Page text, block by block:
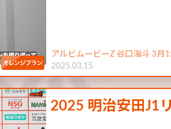
アルビムービーZ 谷口海斗 3月
2025.03.15
2025 明治安田J1